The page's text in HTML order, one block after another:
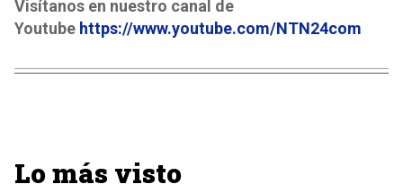
Visítanos en nuestro canal de
Youtube https://www.youtube.com/NTN24com
Lo más visto